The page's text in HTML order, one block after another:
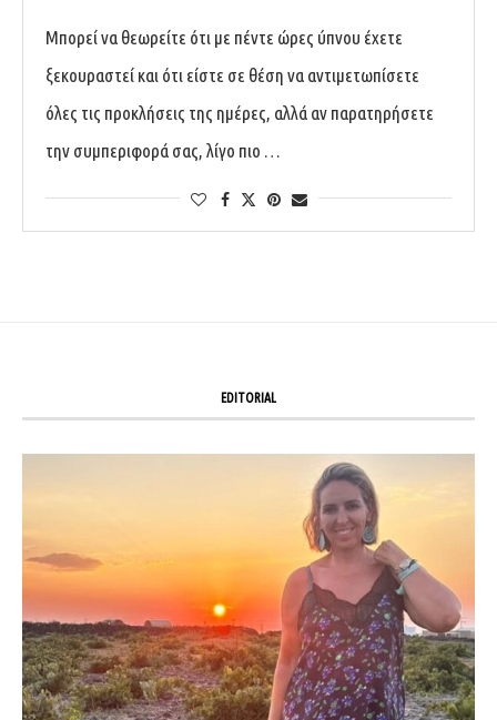
Μπορεί να θεωρείτε ότι με πέντε ώρες ύπνου έχετε
ξεκουραστεί και ότι είστε σε θέση να αντιμετωπίσετε
όλες τις προκλήσεις της ημέρες, αλλά αν παρατηρήσετε
την συμπεριφορά σας, λίγο πιο …
EDITORIAL